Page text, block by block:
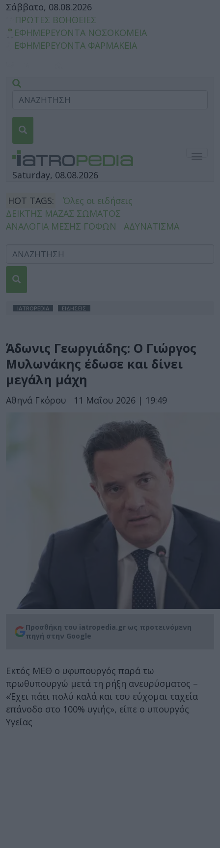
Σάββατο, 08.08.2026
ΠΡΩΤΕΣ ΒΟΗΘΕΙΕΣ
ΕΦΗΜΕΡΕΥΟΝΤΑ ΝΟΣΟΚΟΜΕΙΑ
ΕΦΗΜΕΡΕΥΟΝΤΑ ΦΑΡΜΑΚΕΙΑ
Saturday, 08.08.2026
HOT TAGS:
Όλες οι ειδήσεις
ΔΕΙΚΤΗΣ ΜΑΖΑΣ ΣΩΜΑΤΟΣ
ΑΝΑΛΟΓΙΑ ΜΕΣΗΣ ΓΟΦΩΝ
ΑΔΥΝΑΤΙΣΜΑ
IATROPEDIA ΕΙΔΗΣΕΙΣ
Άδωνις Γεωργιάδης: Ο Γιώργος
Μυλωνάκης έδωσε και δίνει
μεγάλη μάχη
Αθηνά Γκόρου 11 Μαΐου 2026 | 19:49
Προσθήκη του iatropedia.gr ως προτεινόμενη
πηγή στην Google
Εκτός ΜΕΘ ο υφυπουργός παρά τω
πρωθυπουργώ μετά τη ρήξη ανευρύσματος –
«Έχει πάει πολύ καλά και του εύχομαι ταχεία
επάνοδο στο 100% υγιής», είπε ο υπουργός
Υγείας